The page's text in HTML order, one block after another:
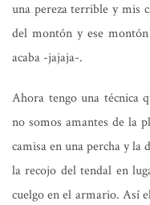
una pereza terrible y mis
del montón y ese montón
acaba -jajaja-.
Ahora tengo una técnica
no somos amantes de la
camisa en una percha y la
la recojo del tendal en
cuelgo en el armario. Así